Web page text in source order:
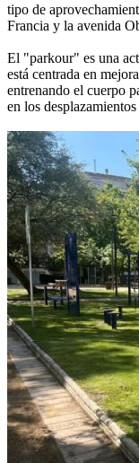
tipo de
Francia y la avenida
El "parkour" es una
está centrada en
entrenando el cuerpo
en los